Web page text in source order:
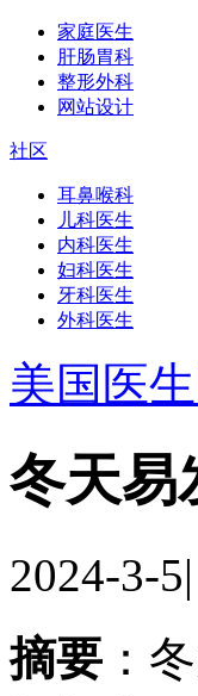
家庭医生
肝肠胃科
整形外科
网站设计
社区
耳鼻喉科
儿科医生
内科医生
妇科医生
牙科医生
外科医生
美国医
冬天易
2024-3-5|
摘要 ：